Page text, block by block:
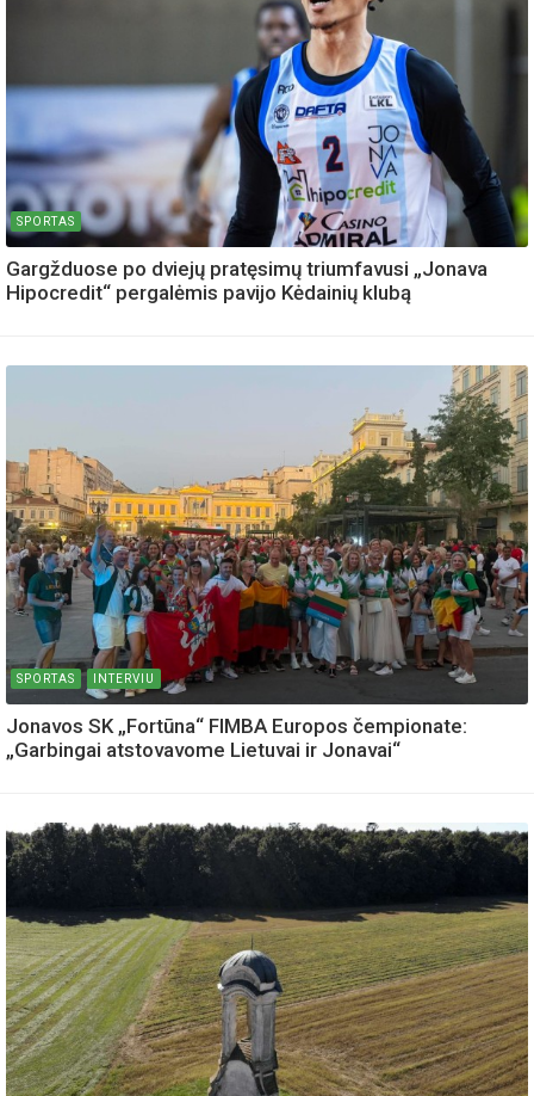
SPORTAS
Gargžduose po dviejų pratęsimų triumfavusi „Jonava
Hipocredit“ pergalėmis pavijo Kėdainių klubą
SPORTAS INTERVIU
Jonavos SK „Fortūna“ FIMBA Europos čempionate:
„Garbingai atstovavome Lietuvai ir Jonavai“